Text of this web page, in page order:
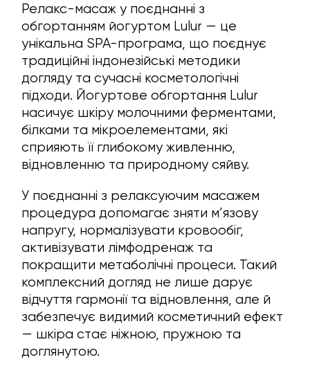
Релакс-масаж у поєднанні з
обгортанням йогуртом Lulur — це
унікальна SPA-програма, що поєднує
традиційні індонезійські методики
догляду та сучасні косметологічні
підходи. Йогуртове обгортання Lulur
насичує шкіру молочними ферментами,
білками та мікроелементами, які
сприяють її глибокому живленню,
відновленню та природному сяйву.
У поєднанні з релаксуючим масажем
процедура допомагає зняти м’язову
напругу, нормалізувати кровообіг,
активізувати лімфодренаж та
покращити метаболічні процеси. Такий
комплексний догляд не лише дарує
відчуття гармонії та відновлення, але й
забезпечує видимий косметичний ефект
— шкіра стає ніжною, пружною та
доглянутою.